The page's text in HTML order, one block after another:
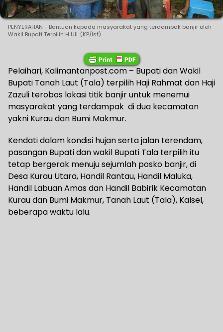
PENYERAHAN - Bantuan kepada masyarakat yang terdampak banjir oleh
Wakil Bupati Terpilih H Uli. (KP/Ist)
Pelaihari, Kalimantanpost.com – Bupati dan Wakil
Bupati Tanah Laut (Tala) terpilih Haji Rahmat dan Haji
Zazuli terobos lokasi titik banjir untuk menemui
masyarakat yang terdampak di dua kecamatan
yakni Kurau dan Bumi Makmur.
Kendati dalam kondisi hujan serta jalan terendam,
pasangan Bupati dan wakil Bupati Tala terpilih itu
tetap bergerak menuju sejumlah posko banjir, di
Desa Kurau Utara, Handil Rantau, Handil Maluka,
Handil Labuan Amas dan Handil Babirik Kecamatan
Kurau dan Bumi Makmur, Tanah Laut (Tala), Kalsel,
beberapa waktu lalu.